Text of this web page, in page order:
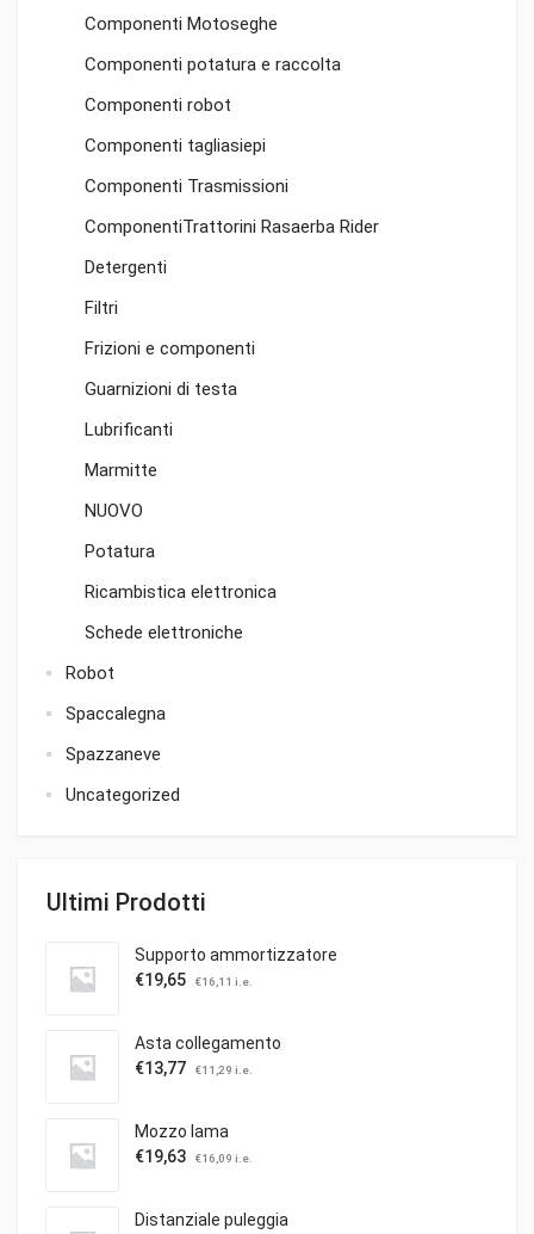
Componenti Motoseghe
Componenti potatura e raccolta
Componenti robot
Componenti tagliasiepi
Componenti Trasmissioni
ComponentiTrattorini Rasaerba Rider
Detergenti
Filtri
Frizioni e componenti
Guarnizioni di testa
Lubrificanti
Marmitte
NUOVO
Potatura
Ricambistica elettronica
Schede elettroniche
Robot
Spaccalegna
Spazzaneve
Uncategorized
Ultimi Prodotti
Supporto ammortizzatore
€19,65 €16,11 i.e.
Asta collegamento
€13,77 €11,29 i.e.
Mozzo lama
€19,63 €16,09 i.e.
Distanziale puleggia